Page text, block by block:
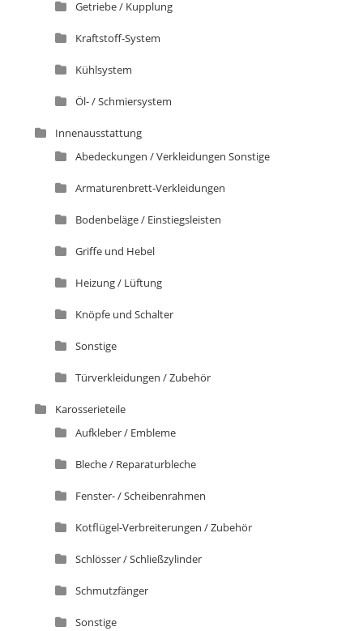
Getriebe / Kupplung
Kraftstoff-System
Kühlsystem
Öl- / Schmiersystem
Innenausstattung
Abedeckungen / Verkleidungen Sonstige
Armaturenbrett-Verkleidungen
Bodenbeläge / Einstiegsleisten
Griffe und Hebel
Heizung / Lüftung
Knöpfe und Schalter
Sonstige
Türverkleidungen / Zubehör
Karosserieteile
Aufkleber / Embleme
Bleche / Reparaturbleche
Fenster- / Scheibenrahmen
Kotflügel-Verbreiterungen / Zubehör
Schlösser / Schließzylinder
Schmutzfänger
Sonstige